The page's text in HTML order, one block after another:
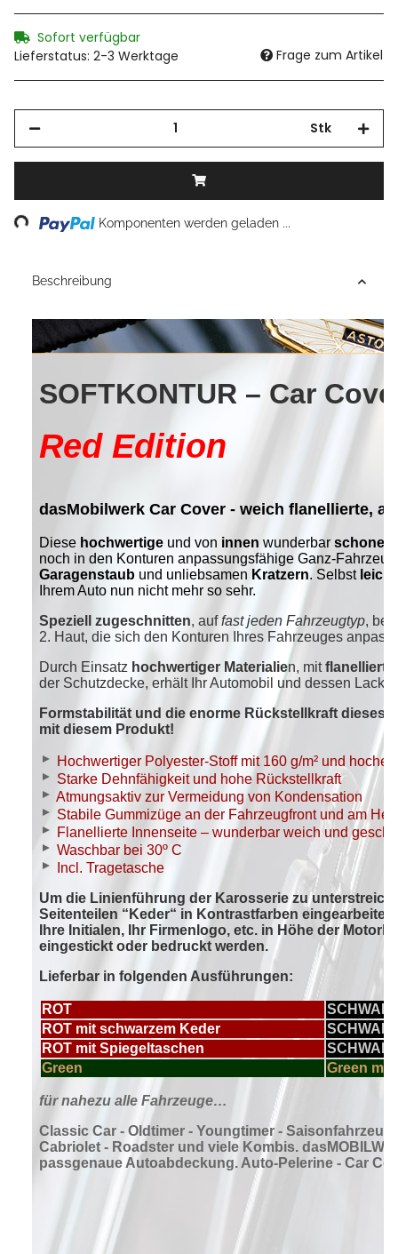
Sofort verfügbar
Lieferstatus: 2-3 Werktage
Frage zum Artikel
Stk
Loading... Komponenten werden geladen ...
Beschreibung